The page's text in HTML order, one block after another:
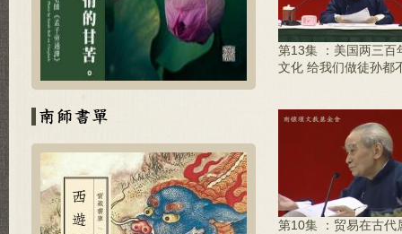
第13集 ：美国两三百
文化 给我们做徒孙都
第10集 ：贸易在古代